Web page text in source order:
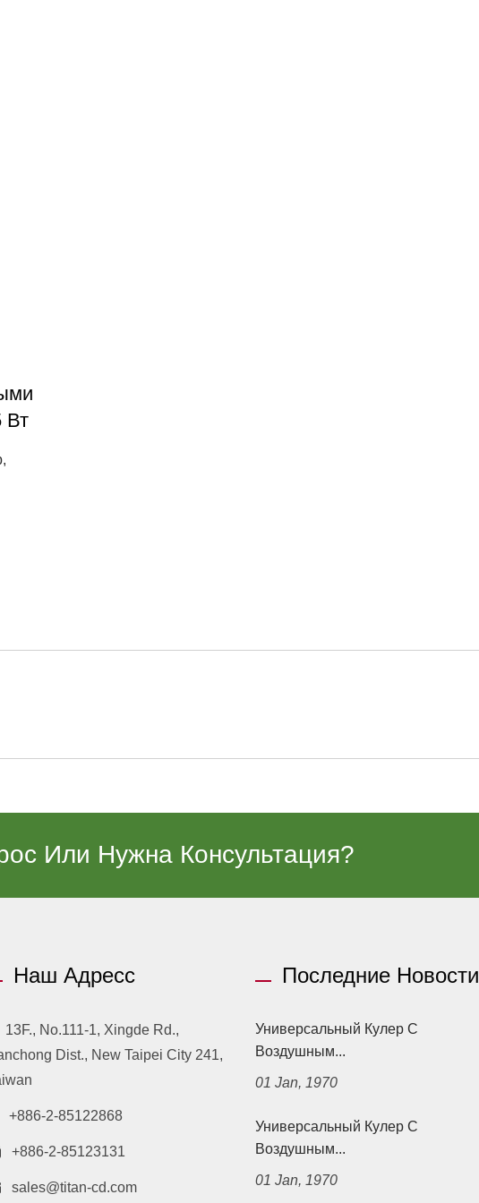
Вт
Или Нужна Консультация?
Наш Адресс
13F., No.111-1, Xingde Rd.,
Dist., New Taipei City 241,
+886-2-85122868
+886-2-85123131
sales@titan-cd.com
Последние Новости
Универсальный Кулер С
Воздушным...
01 Jan, 1970
Универсальный Кулер С
Воздушным...
01 Jan, 1970